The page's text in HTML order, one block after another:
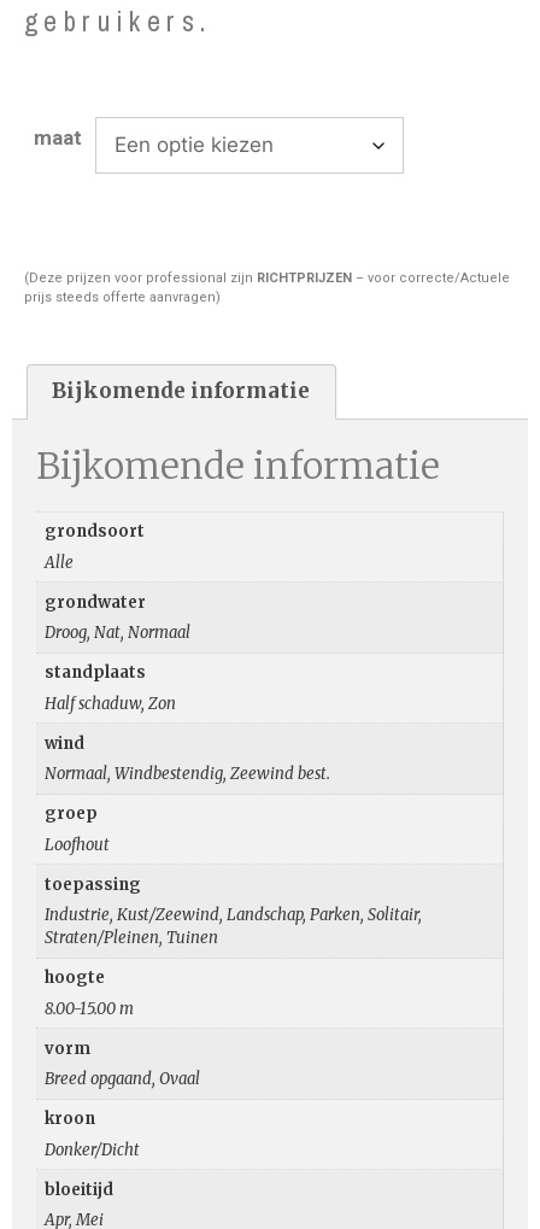
gebruikers.
maat
(Deze prijzen voor professional zijn RICHTPRIJZEN – voor correcte/Actuele
prijs steeds offerte aanvragen)
Bijkomende informatie
Bijkomende informatie
grondsoort
Alle
grondwater
Droog, Nat, Normaal
standplaats
Half schaduw, Zon
wind
Normaal, Windbestendig, Zeewind best.
groep
Loofhout
toepassing
Industrie, Kust/Zeewind, Landschap, Parken, Solitair,
Straten/Pleinen, Tuinen
hoogte
8.00-15.00 m
vorm
Breed opgaand, Ovaal
kroon
Donker/Dicht
bloeitijd
Apr, Mei